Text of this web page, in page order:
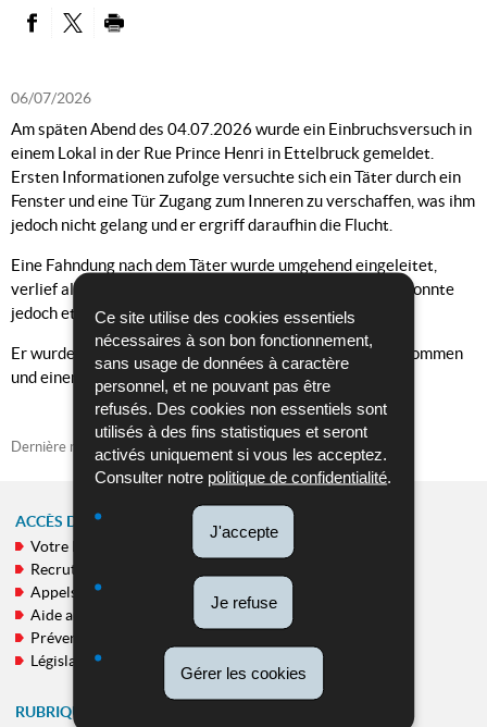
Ce site utilise des cookies essentiels
nécessaires à son bon fonctionnement,
sans usage de données à caractère
personnel, et ne pouvant pas être
refusés. Des cookies non essentiels sont
utilisés à des fins statistiques et seront
activés uniquement si vous les acceptez.
Consulter notre politique de confidentialité.
J'accepte
Je refuse
Gérer les cookies
06/07/2026
Am späten Abend des 04.07.2026 wurde ein Einbruchsversuch in
einem Lokal in der Rue Prince Henri in Ettelbruck gemeldet.
Ersten Informationen zufolge versuchte sich ein Täter durch ein
Fenster und eine Tür Zugang zum Inneren zu verschaffen, was ihm
jedoch nicht gelang und er ergriff daraufhin die Flucht.
Eine Fahndung nach dem Täter wurde umgehend eingeleitet,
verlief allerdings zunächst negativ. Der Tatverdächtige konnte
jedoch etwas später gestellt werden.
Er wurde auf Anordnung der Staatsanwaltschaft festgenommen
und einem Untersuchungsrichter vorgeführt.
Dernière mise à jour 06/07/2026
MENU
DE
NAVIGATION
ACCÈS DIRECT
Votre Police
Recrutement
Appels publics
Aide aux victimes
Prévention
Législation
RUBRIQUES TRANSVERSALES